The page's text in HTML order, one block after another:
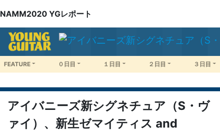
NAMM2020 YGレポート
FEATURE ０日目 １日目 ２日目 ３日目
アイバニーズ新シグネチュア（S・ヴ
ァイ）、新生ゼマイティス and